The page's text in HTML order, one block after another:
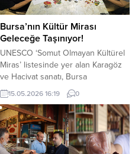
yoğunlaşarak devam ediyor.
Şanlıurfa’nın huzur ile anılması için
hassasiyetini sürdüren Vali...
Bursa’nın Kültür Mirası
Geleceğe Taşınıyor!
UNESCO ‘Somut Olmayan Kültürel
Miras’ listesinde yer alan Karagöz
ve Hacivat sanatı, Bursa
Büyükşehir Belediyesi’nin ev
sahipliğinde düzenlenen
eğitimlerle geleceğe taşınıyor.
Bursa’nın kültürel mirasını gelecek
kuşaklara taşımak amacıyla birçok
alanda çalışma yürüten Bursa
15.05.2026 16:19 0